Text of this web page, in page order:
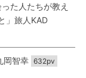
た人たちが教え
」旅人KAD
岡智幸 632pv